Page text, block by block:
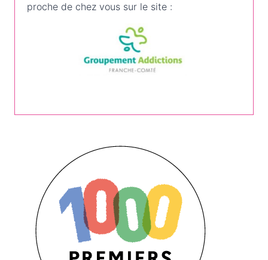
proche de chez vous sur le site :